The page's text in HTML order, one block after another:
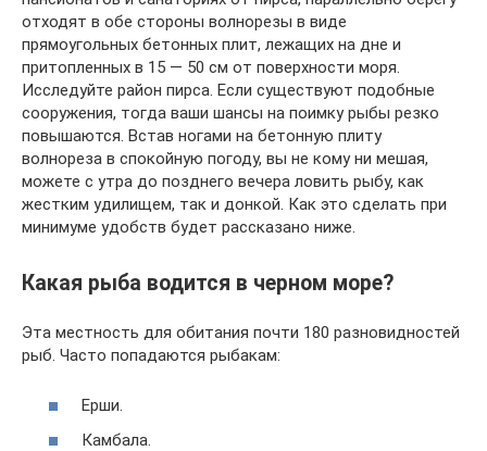
отходят в обе стороны волнорезы в виде
прямоугольных бетонных плит, лежащих на дне и
притопленных в 15 — 50 см от поверхности моря.
Исследуйте район пирса. Если существуют подобные
сооружения, тогда ваши шансы на поимку рыбы резко
повышаются. Встав ногами на бетонную плиту
волнореза в спокойную погоду, вы не кому ни мешая,
можете с утра до позднего вечера ловить рыбу, как
жестким удилищем, так и донкой. Как это сделать при
минимуме удобств будет рассказано ниже.
Какая рыба водится в черном море?
Эта местность для обитания почти 180 разновидностей
рыб. Часто попадаются рыбакам:
Ерши.
Камбала.